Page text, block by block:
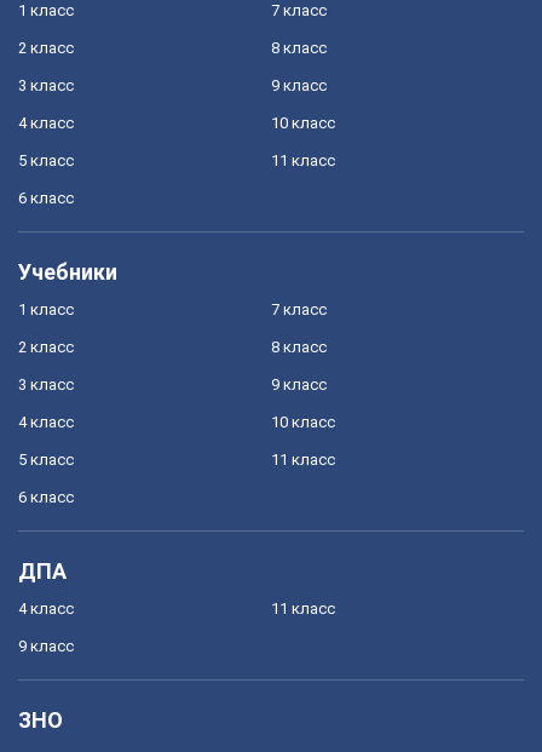
1 класс
2 класс
3 класс
4 класс
5 класс
6 класс
7 класс
8 класс
9 класс
10 класс
11 класс
Учебники
1 класс
2 класс
3 класс
4 класс
5 класс
6 класс
7 класс
8 класс
9 класс
10 класс
11 класс
ДПА
4 класс
9 класс
11 класс
ЗНО